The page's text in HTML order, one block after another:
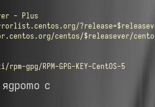
- Plus
centos/$releasever/
gpg/RPM-GPG-KEY-CentOS-5
с